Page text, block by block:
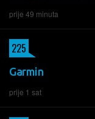
prije 49 minuta
Garmin
prije 1 sat
225